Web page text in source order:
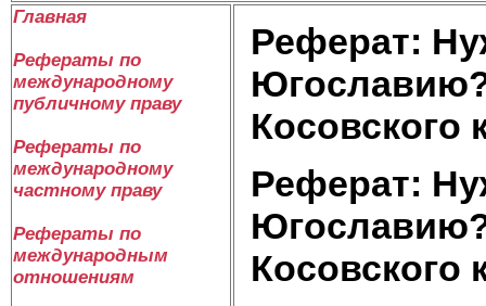
Главная
Рефераты по
международному
публичному праву
Рефераты по
международному
частному праву
Рефераты по
международным
отношениям
Реферат:
Косовского
Реферат:
Косовского